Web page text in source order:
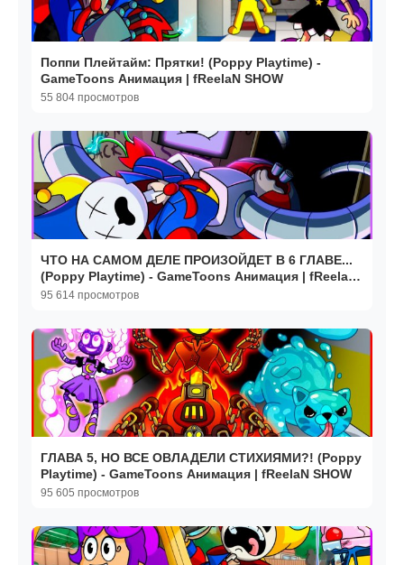
Поппи Плейтайм: Прятки! (Poppy Playtime) -
GameToons Анимация | fReelaN SHOW
55 804 просмотров
ЧТО НА САМОМ ДЕЛЕ ПРОИЗОЙДЕТ В 6 ГЛАВЕ...
(Poppy Playtime) - GameToons Анимация | fReelaN
SHOW
95 614 просмотров
ГЛАВА 5, НО ВСЕ ОВЛАДЕЛИ СТИХИЯМИ?! (Poppy
Playtime) - GameToons Анимация | fReelaN SHOW
95 605 просмотров